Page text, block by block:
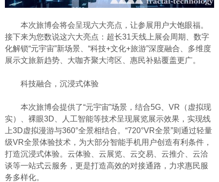
本次旅博会将会呈现六大亮点，让参展用户大饱眼福。
接下来为您数说这六大亮点：超长31天线上展会周期、数字
化解锁“元宇宙”新场景、“科技+文化+旅游”深度融合、多维度
展示文旅新趋势、大咖齐聚大湾区、惠民补贴覆盖更广。
科技融合，沉浸式体验
本次旅博会提供了“元宇宙”场景，结合5G、VR（虚拟现
实）、裸眼3D、人工智能等技术呈现展览展示效果，实现线
上3D虚拟漫游与360°全景相结合。“720°VR全景”则通过轻量
级VR全景体验技术，为大部分智能手机用户创造有利条件，
打造沉浸式体验。云体验、云展览、云交易、云推介、云洽
谈等一站式云服务，更是打造高效的对接通路，力求惠民服
务多样化。